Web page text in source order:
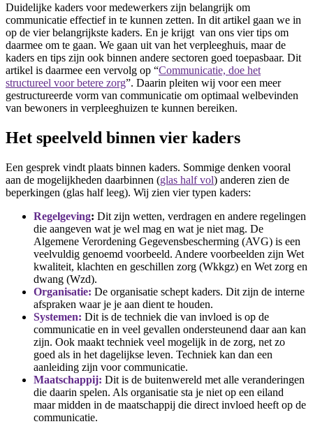
Duidelijke kaders voor medewerkers zijn belangrijk om
communicatie effectief in te kunnen zetten. In dit artikel gaan we in
op de vier belangrijkste kaders. En je krijgt van ons vier tips om
daarmee om te gaan. We gaan uit van het verpleeghuis, maar de
kaders en tips zijn ook binnen andere sectoren goed toepasbaar. Dit
artikel is daarmee een vervolg op “Communicatie, doe het
structureel voor betere zorg”. Daarin pleiten wij voor een meer
gestructureerde vorm van communicatie om optimaal welbevinden
van bewoners in verpleeghuizen te kunnen bereiken.
Het speelveld binnen vier kaders
Een gesprek vindt plaats binnen kaders. Sommige denken vooral
aan de mogelijkheden daarbinnen (glas half vol) anderen zien de
beperkingen (glas half leeg). Wij zien vier typen kaders:
Regelgeving: Dit zijn wetten, verdragen en andere regelingen
die aangeven wat je wel mag en wat je niet mag. De
Algemene Verordening Gegevensbescherming (AVG) is een
veelvuldig genoemd voorbeeld. Andere voorbeelden zijn Wet
kwaliteit, klachten en geschillen zorg (Wkkgz) en Wet zorg en
dwang (Wzd).
Organisatie: De organisatie schept kaders. Dit zijn de interne
afspraken waar je je aan dient te houden.
Systemen: Dit is de techniek die van invloed is op de
communicatie en in veel gevallen ondersteunend daar aan kan
zijn. Ook maakt techniek veel mogelijk in de zorg, net zo
goed als in het dagelijkse leven. Techniek kan dan een
aanleiding zijn voor communicatie.
Maatschappij: Dit is de buitenwereld met alle veranderingen
die daarin spelen. Als organisatie sta je niet op een eiland
maar midden in de maatschappij die direct invloed heeft op de
communicatie.